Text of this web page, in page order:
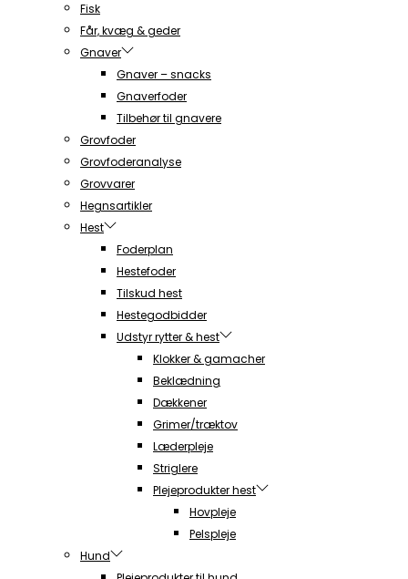
Fisk
Får, kvæg & geder
Gnaver
Gnaver – snacks
Gnaverfoder
Tilbehør til gnavere
Grovfoder
Grovfoderanalyse
Grovvarer
Hegnsartikler
Hest
Foderplan
Hestefoder
Tilskud hest
Hestegodbidder
Udstyr rytter & hest
Klokker & gamacher
Beklædning
Dækkener
Grimer/træktov
Læderpleje
Striglere
Plejeprodukter hest
Hovpleje
Pelspleje
Hund